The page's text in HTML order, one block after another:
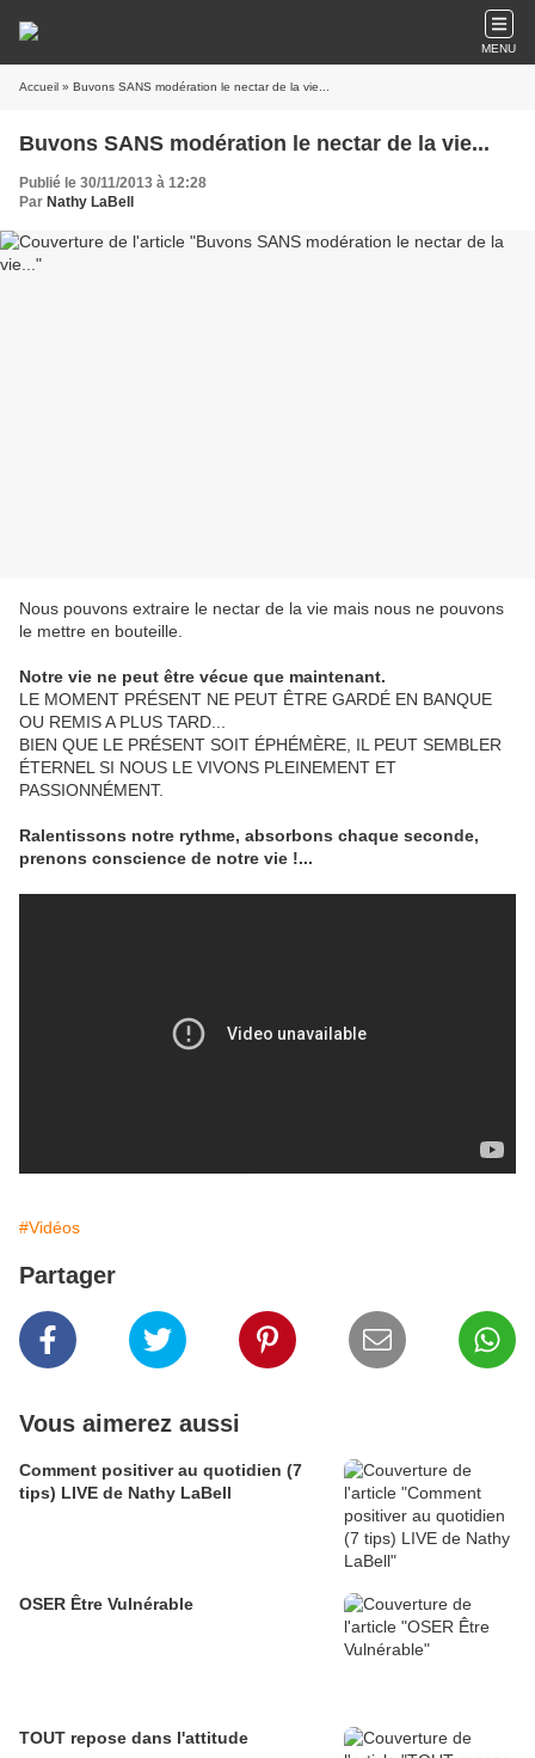
MENU
Accueil » Buvons SANS modération le nectar de la vie...
Buvons SANS modération le nectar de la vie...
Publié le 30/11/2013 à 12:28
Par Nathy LaBell
Nous pouvons extraire le nectar de la vie mais nous ne pouvons
le mettre en bouteille.
Notre vie ne peut être vécue que maintenant.
LE MOMENT PRÉSENT NE PEUT ÊTRE GARDÉ EN BANQUE
OU REMIS A PLUS TARD...
BIEN QUE LE PRÉSENT SOIT ÉPHÉMÈRE, IL PEUT SEMBLER
ÉTERNEL SI NOUS LE VIVONS PLEINEMENT ET
PASSIONNÉMENT.
Ralentissons notre rythme, absorbons chaque seconde,
prenons conscience de notre vie !...
#Vidéos
Partager
Vous aimerez aussi
Comment positiver au quotidien (7
tips) LIVE de Nathy LaBell
OSER Être Vulnérable
TOUT repose dans l'attitude